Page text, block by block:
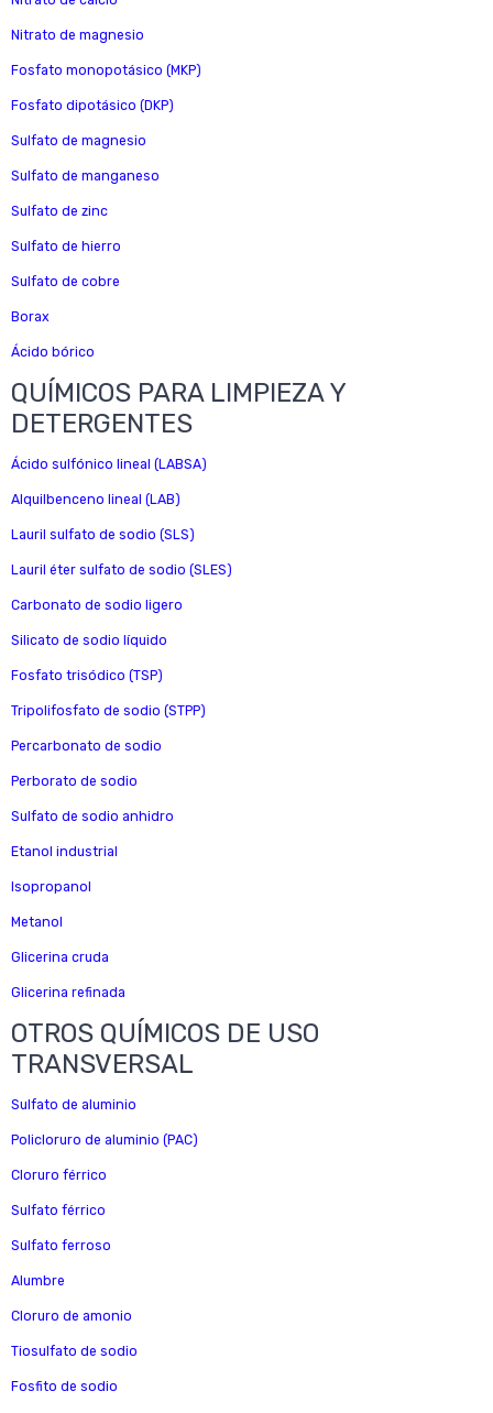
Nitrato de magnesio
Fosfato monopotásico (MKP)
Fosfato dipotásico (DKP)
Sulfato de magnesio
Sulfato de manganeso
Sulfato de zinc
Sulfato de hierro
Sulfato de cobre
Borax
Ácido bórico
QUÍMICOS PARA LIMPIEZA Y
DETERGENTES
Ácido sulfónico lineal (LABSA)
Alquilbenceno lineal (LAB)
Lauril sulfato de sodio (SLS)
Lauril éter sulfato de sodio (SLES)
Carbonato de sodio ligero
Silicato de sodio líquido
Fosfato trisódico (TSP)
Tripolifosfato de sodio (STPP)
Percarbonato de sodio
Perborato de sodio
Sulfato de sodio anhidro
Etanol industrial
Isopropanol
Metanol
Glicerina cruda
Glicerina refinada
OTROS QUÍMICOS DE USO
TRANSVERSAL
Sulfato de aluminio
Policloruro de aluminio (PAC)
Cloruro férrico
Sulfato férrico
Sulfato ferroso
Alumbre
Cloruro de amonio
Tiosulfato de sodio
Fosfito de sodio